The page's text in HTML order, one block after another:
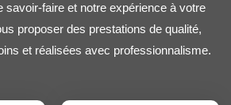
savoir-faire et notre expérience à votre
proposer des prestations de qualité,
et réalisées avec professionnalisme.